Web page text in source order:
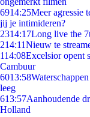
6914:25Meer agressie
jij je intimideren?
2314:17Long live the
214:11Nieuw te
114:08Excelsior opent
Cambuur
6013:58
leeg
613:57Aanhoudende
Holland